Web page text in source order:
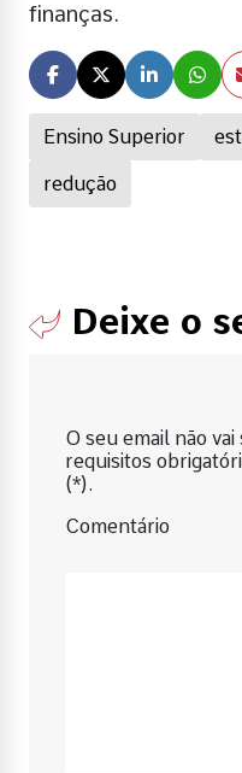
Ensino Superior
redução
finanças.
Deixe o
O seu email não
requisitos
(*).
Comentário